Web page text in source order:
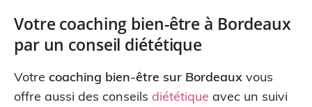
Votre coaching bien-être à Bordeaux
par un conseil diététique
Votre coaching bien-être sur Bordeaux vous
offre aussi des conseils diététique avec un suivi